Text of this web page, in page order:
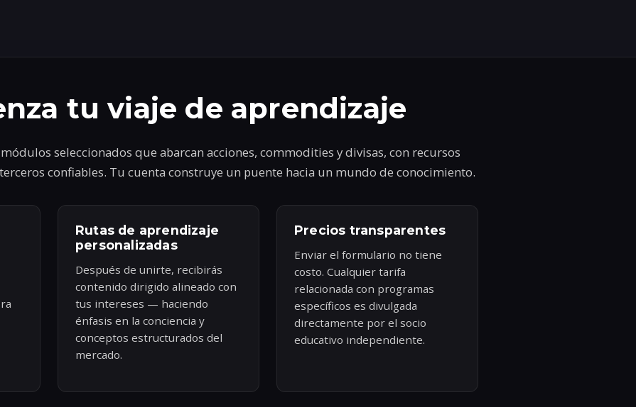
tu viaje de aprendizaje
seleccionados que abarcan acciones, commodities y divisas, con recursos
confiables. Tu cuenta construye un puente hacia un mundo de conocimiento.
Rutas de aprendizaje
personalizadas
Después de unirte, recibirás
contenido dirigido alineado con
tus intereses — haciendo
énfasis en la conciencia y
conceptos estructurados del
mercado.
Precios transparentes
Enviar el formulario no tiene
costo. Cualquier tarifa
relacionada con programas
específicos es divulgada
directamente por el socio
educativo independiente.